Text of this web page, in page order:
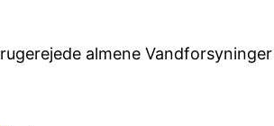
almene